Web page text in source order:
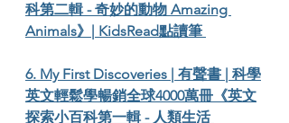
科第二輯 - 奇妙的動物 Amazing
Animals》| KidsRead點讀筆
6. My First Discoveries | 有聲書 | 科學
英文輕鬆學暢銷全球4000萬冊《英文
探索小百科第一輯 - 人類生活